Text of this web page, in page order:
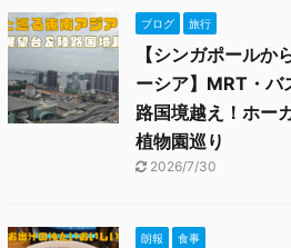
ブログ 旅行
【シンガポールか
ーシア】MRT・バ
路国境越え！ホー
植物園巡り
2026/7/30
朗報 食事